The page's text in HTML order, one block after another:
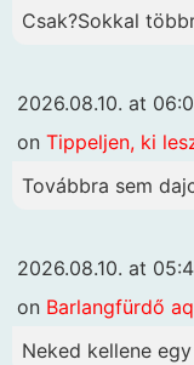
Csak?Sokkal
2026.08.10. at
on Tippeljen, ki
Továbbra sem
2026.08.10. at
on Barlangfürdő
Neked kellene